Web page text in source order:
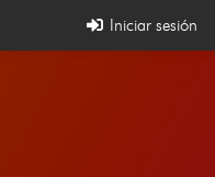
Iniciar sesión